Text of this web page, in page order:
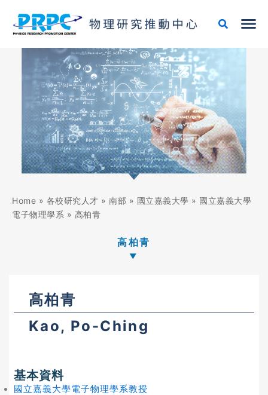
Home » 各校研究人才 » 南部 » 國立嘉義大學 » 國立嘉義大學
電子物理學系 » 高柏青
高柏青
高柏青
Kao, Po-Ching
基本資料
國立嘉義大學電子物理學系教授